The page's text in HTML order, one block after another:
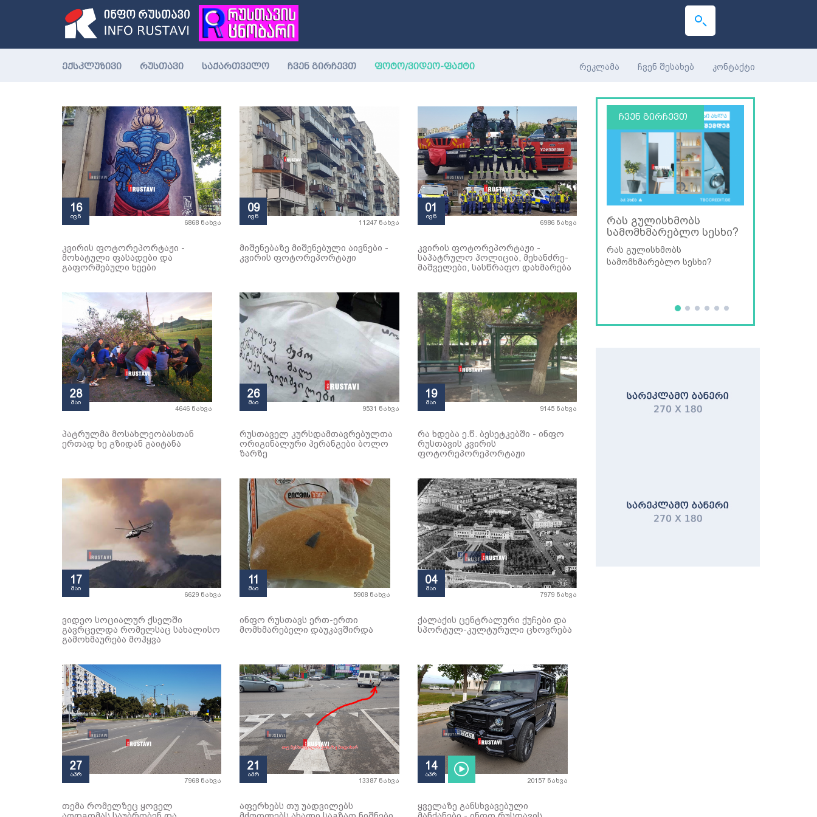
ექსკლუზივი რუსთავი საქართველო ჩვენ გირჩევთ ფოტო/ვიდეო-ფაქტი(current) რეკლამა ჩვენ შესახებ კონტაქტი
16
ივნ
6868 ნახვა
კვირის ფოტორეპორტაჟი -
მოხატული ფასადები და
გაფორმებული ხეები
09
ივნ
11247 ნახვა
მიშენებაზე მიშენებული აივნები -
კვირის ფოტორეპორტაჟი
01
ივნ
6986 ნახვა
კვირის ფოტორეპორტაჟი -
საპატრულო პოლიცია, მეხანძრე-
მაშველები, სასწრაფო დახმარება
28
მაი
4646 ნახვა
პატრულმა მოსახლეობასთან
ერთად ხე გზიდან გაიტანა
26
მაი
9531 ნახვა
რუსთაველ კურსდამთავრებულთა
ორიგინალური პერანგები ბოლო
ზარზე
19
მაი
9145 ნახვა
რა ხდება ე.წ. ბესეტკებში - ინფო
რუსთავის კვირის
ფოტორეპორეპორტაჟი
17
მაი
6629 ნახვა
ვიდეო სოციალურ ქსელში
გავრცელდა რომელსაც სახალისო
გამოხმაურება მოჰყვა
11
მაი
5908 ნახვა
ინფო რუსთავს ერთ-ერთი
მომხმარებელი დაუკავშირდა
04
მაი
7979 ნახვა
ქალაქის ცენტრალური ქუჩები და
სპორტულ-კულტურული ცხოვრება
27
აპრ
7968 ნახვა
თემა რომელზეც ყოველ
21
აპრ
13387 ნახვა
აფერხებს თუ უადვილებს
14
აპრ
20157 ნახვა
ყველაზე განსხვავებული
ჩვენ გირჩევთ
რას გულისხმობს
სამომხმარებლო სესხი?
რას გულისხმობს
სამომხმარებლო სესხი?